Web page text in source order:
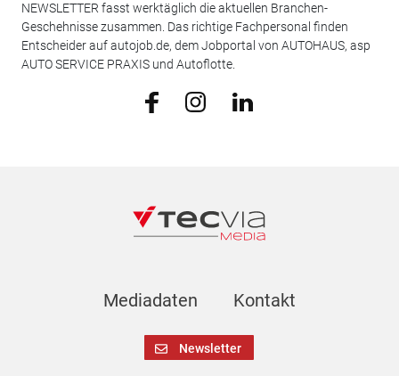
NEWSLETTER fasst werktäglich die aktuellen Branchen-
Geschehnisse zusammen. Das richtige Fachpersonal finden
Entscheider auf autojob.de, dem Jobportal von AUTOHAUS, asp
AUTO SERVICE PRAXIS und Autoflotte.
Mediadaten Kontakt
Newsletter